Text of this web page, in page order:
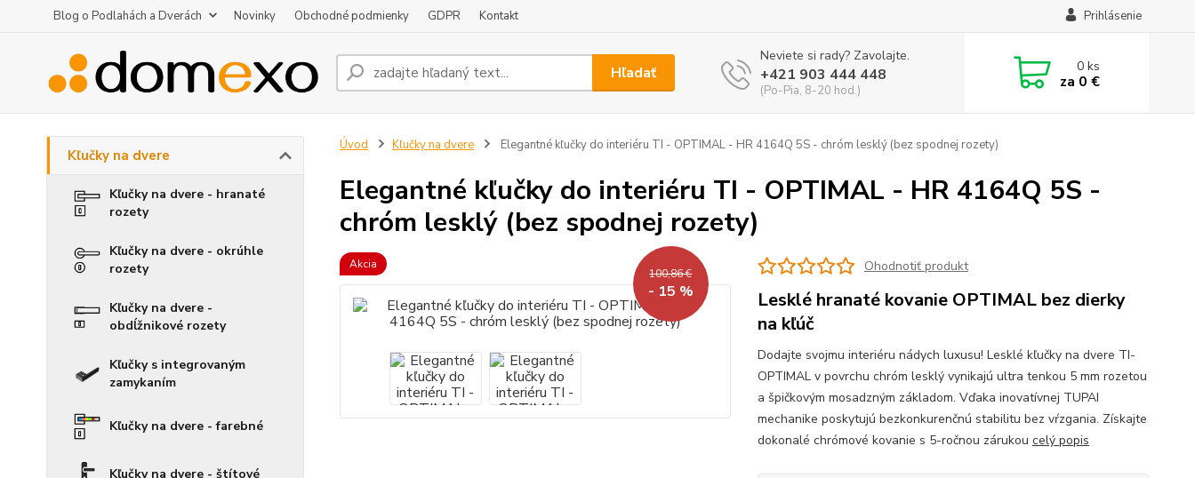
Blog o Podlahách a Dverách Novinky Obchodné podmienky GDPR Kontakt Prihlásenie
Hľadať
Neviete si rady? Zavolajte.
+421 903 444 448
(Po-Pia, 8-20 hod.)
0ks
za 0 €
Kľučky na dvere
Kľučky na dvere - hranaté
rozety
Kľučky na dvere - okrúhle
rozety
Kľučky na dvere -
obdĺžnikové rozety
Kľučky s integrovaným
zamykaním
Kľučky na dvere - farebné
Kľučky na dvere - štítové
Úvod Kľučky na dvere Elegantné kľučky do interiéru TI - OPTIMAL - HR 4164Q 5S - chróm lesklý (bez spodnej rozety)
Elegantné kľučky do interiéru TI - OPTIMAL - HR 4164Q 5S -
chróm lesklý (bez spodnej rozety)
Akcia
100,86 €
- 15 %
Ohodnotiť produkt
Lesklé hranaté kovanie OPTIMAL bez dierky
na kľúč
Dodajte svojmu interiéru nádych luxusu! Lesklé kľučky na dvere TI-
OPTIMAL v povrchu chróm lesklý vynikajú ultra tenkou 5 mm rozetou
a špičkovým mosadzným základom. Vďaka inovatívnej TUPAI
mechanike poskytujú bezkonkurenčnú stabilitu bez vŕzgania. Získajte
dokonalé chrómové kovanie s 5-ročnou zárukou celý popis